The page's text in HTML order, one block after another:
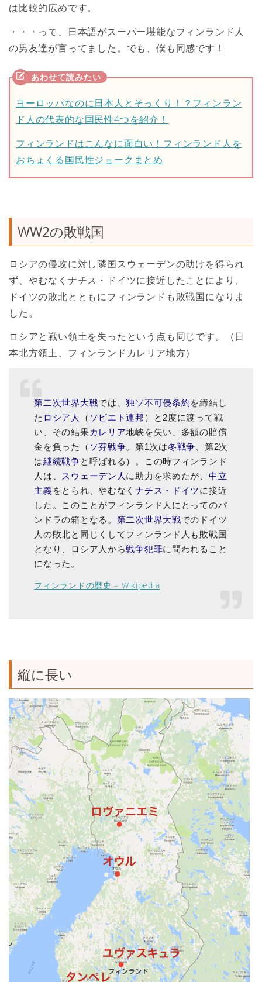
は比較的広めです。
・・・って、日本語がスーパー堪能なフィンランド人
の男友達が言ってました。でも、僕も同感です！
ヨーロッパなのに日本人とそっくり！？フィンラン
ド人の代表的な国民性4つを紹介！
フィンランドはこんなに面白い！フィンランド人を
おちょくる国民性ジョークまとめ
WW2の敗戦国
ロシアの侵攻に対し隣国スウェーデンの助けを得られ
ず、やむなくナチス・ドイツに接近したことにより、
ドイツの敗北とともにフィンランドも敗戦国になりま
した。
ロシアと戦い領土を失ったという点も同じです。（日
本北方領土、フィンランドカレリア地方）
第二次世界大戦では、独ソ不可侵条約を締結し
た ロシア人 （ ソビエト連邦 ）と2度に渡って戦
い、その結果カレリア地峡を失い、多額の賠償
金を負った（ ソ芬戦争。第1次は冬戦争 、第2次
は継続戦争と呼ばれる）。この時フィンランド
人は、 スウェーデン人 に助力を求めたが、 中立
主義をとられ、やむなくナチス・ドイツに接近
した。このことがフィンランド人にとってのパ
ンドラの箱となる。 第二次世界大戦でのドイツ
人の敗北と同じくしてフィンランド人も敗戦国
となり、ロシア人から戦争犯罪に問われること
になった。
フィンランドの歴史 – Wikipedia
縦に長い